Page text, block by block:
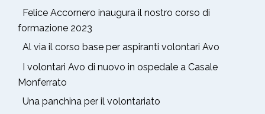
Felice Accornero inaugura il nostro corso di
formazione 2023
Al via il corso base per aspiranti volontari Avo
I volontari Avo di nuovo in ospedale a Casale
Monferrato
Una panchina per il volontariato